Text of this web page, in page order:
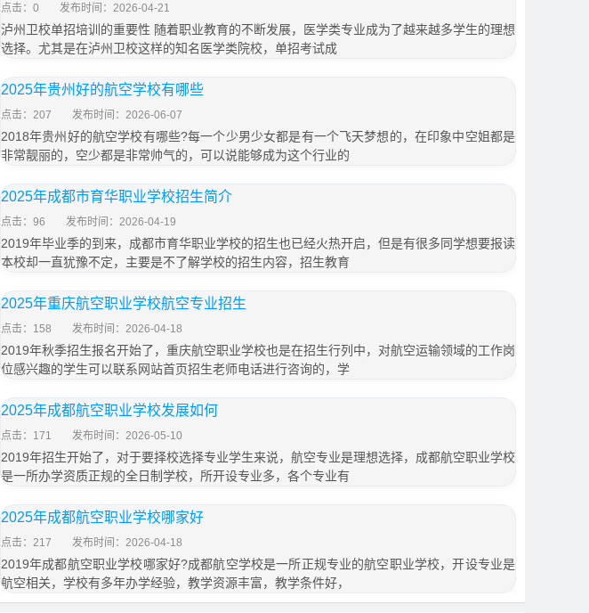
点击：0 发布时间：2026-04-21
泸州卫校单招培训的重要性 随着职业教育的不断发展，医学类专业成为了越来越多学生的理想
选择。尤其是在泸州卫校这样的知名医学类院校，单招考试成
2025年贵州好的航空学校有哪些
点击：207 发布时间：2026-06-07
2018年贵州好的航空学校有哪些?每一个少男少女都是有一个飞天梦想的，在印象中空姐都是
非常靓丽的，空少都是非常帅气的，可以说能够成为这个行业的
2025年成都市育华职业学校招生简介
点击：96 发布时间：2026-04-19
2019年毕业季的到来，成都市育华职业学校的招生也已经火热开启，但是有很多同学想要报读
本校却一直犹豫不定，主要是不了解学校的招生内容，招生教育
2025年重庆航空职业学校航空专业招生
点击：158 发布时间：2026-04-18
2019年秋季招生报名开始了，重庆航空职业学校也是在招生行列中，对航空运输领域的工作岗
位感兴趣的学生可以联系网站首页招生老师电话进行咨询的，学
2025年成都航空职业学校发展如何
点击：171 发布时间：2026-05-10
2019年招生开始了，对于要择校选择专业学生来说，航空专业是理想选择，成都航空职业学校
是一所办学资质正规的全日制学校，所开设专业多，各个专业有
2025年成都航空职业学校哪家好
点击：217 发布时间：2026-04-18
2019年成都航空职业学校哪家好?成都航空学校是一所正规专业的航空职业学校，开设专业是
航空相关，学校有多年办学经验，教学资源丰富，教学条件好，